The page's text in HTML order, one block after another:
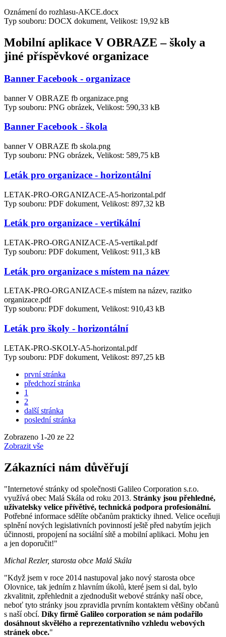
Oznámení do rozhlasu-AKCE.docx
Typ souboru: DOCX dokument, Velikost: 19,92 kB
Mobilní aplikace V OBRAZE – školy a
jiné příspěvkové organizace
Banner Facebook - organizace
banner V OBRAZE fb organizace.png
Typ souboru: PNG obrázek, Velikost: 590,33 kB
Banner Facebook - škola
banner V OBRAZE fb skola.png
Typ souboru: PNG obrázek, Velikost: 589,75 kB
Leták pro organizace - horizontální
LETAK-PRO-ORGANIZACE-A5-horizontal.pdf
Typ souboru: PDF dokument, Velikost: 897,32 kB
Leták pro organizace - vertikální
LETAK-PRO-ORGANIZACE-A5-vertikal.pdf
Typ souboru: PDF dokument, Velikost: 911,3 kB
Leták pro organizace s místem na název
LETAK-PRO-ORGANIZACE-s místem na název, razitko
organizace.pdf
Typ souboru: PDF dokument, Velikost: 910,43 kB
Leták pro školy - horizontální
LETAK-PRO-SKOLY-A5-horizontal.pdf
Typ souboru: PDF dokument, Velikost: 897,25 kB
první stránka
předchozí stránka
1
2
další stránka
poslední stránka
Zobrazeno 1-20 ze 22
Zobrazit vše
Zákazníci nám důvěřují
"Internetové stránky od společnosti Galileo Corporation s.r.o.
využívá obec Malá Skála od roku 2013. Stránky jsou přehledné,
uživatelsky velice přívětivé, technická podpora profesionální.
Potřebné informace sdělíte občanům prakticky ihned. Velice oceňuji
splnění nových legislativních povinností ještě před nabytím jejich
účinnosti, propojení na sociální sítě a mobilní aplikaci. Mohu jen
a jen doporučit!"
Michal Rezler, starosta obce Malá Skála
"Když jsem v roce 2014 nastupoval jako nový starosta obce
Olovnice, tak jedním z hlavním úkolů, které jsem si dal, bylo
zkvalitnit, zpřehlednit a zjednodušit webové stránky naší obce,
neboť tyto stránky jsou zpravidla prvním kontaktem většiny občanů
s naší obcí. Díky firmě Galileo corporation se nám podařilo
dosáhnout skvělého a reprezentativního vzhledu webových
stránek obce."